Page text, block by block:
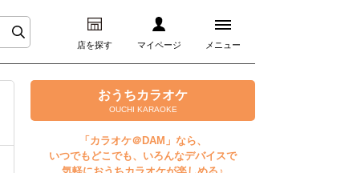
店を探す マイページ メニュー
ログイン
マイページ
プレミアムサービス
おうちカラオケ
OUCHI KARAOKE
「カラオケ＠DAM」なら、
いつでもどこでも、いろんなデバイスで